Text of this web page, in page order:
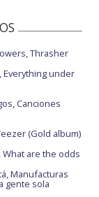
Thrasher
Everything under
Canciones
(Gold album)
What are the odds
Manufacturas
gente sola